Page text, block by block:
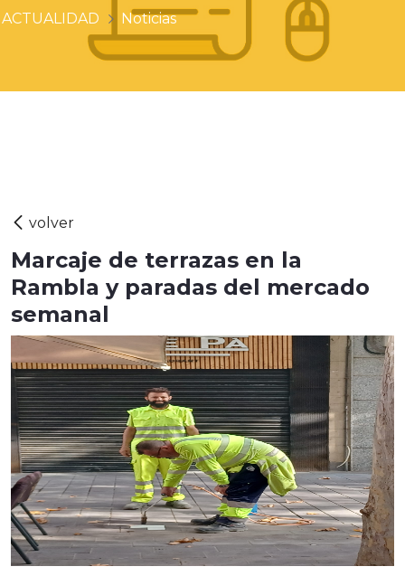
ACTUALIDAD Noticias
Marcaje de terrazas en la
Rambla y paradas del mercado
semanal